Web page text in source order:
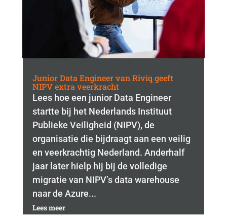
Junior Data Engineer van Riviq geeft
NIPV extra veerkracht
Lees hoe een junior Data Engineer
startte bij het Nederlands Instituut
Publieke Veiligheid (NIPV), de
organisatie die bijdraagt aan een veilig
en veerkrachtig Nederland. Anderhalf
jaar later hielp hij bij de volledige
migratie van NIPV’s data warehouse
naar de Azure...
Lees meer